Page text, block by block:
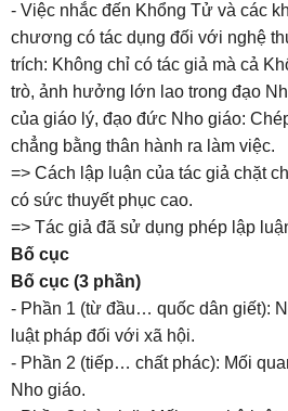
- Việc nhắc đến Khổng Tử và các
chương có tác dụng đối với nghệ
trích: Không chỉ có tác giả mà cả
trò, ảnh hưởng lớn lao trong đạo
của giáo lý, đạo đức Nho giáo:
chẳng bằng thân hành ra làm việc.
=> Cách lập luận của tác giả chặt
có sức thuyết phục cao.
=> Tác giả đã sử dụng phép lập
Bố cục
Bố cục (3 phần)
- Phần 1 (từ đầu… quốc dân giết):
luật pháp đối với xã hội.
- Phần 2 (tiếp… chất phác): Mối
Nho giáo.